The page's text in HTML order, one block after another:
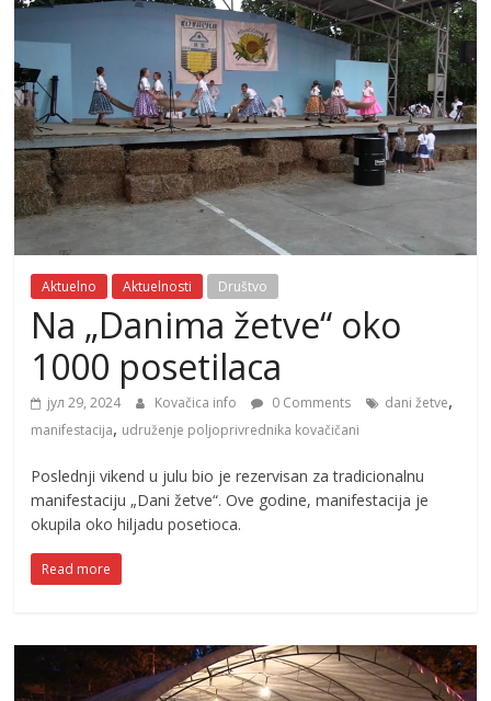
Aktuelno Aktuelnosti Društvo
Na „Danima žetve“ oko
1000 posetilaca
јул 29, 2024 Kovačica info 0 Comments dani žetve,
manifestacija, udruženje poljoprivrednika kovačičani
Poslednji vikend u julu bio je rezervisan za tradicionalnu
manifestaciju „Dani žetve“. Ove godine, manifestacija je
okupila oko hiljadu posetioca.
Read more